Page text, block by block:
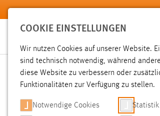
Zum Hauptinhalt springen
SUCHE
COOKIE EINSTELLUNGEN
Wir nutzen Cookies auf unserer Website.
sind technisch notwendig, während
diese Website zu verbessern oder
Funktionalitäten zur Verfügung zu stellen.
Notwendige Cookies Statistik